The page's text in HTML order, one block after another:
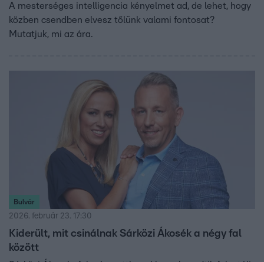
A mesterséges intelligencia kényelmet ad, de lehet, hogy
közben csendben elvesz tőlünk valami fontosat?
Mutatjuk, mi az ára.
Bulvár
2026. február 23. 17:30
Kiderült, mit csinálnak Sárközi Ákosék a négy fal
között